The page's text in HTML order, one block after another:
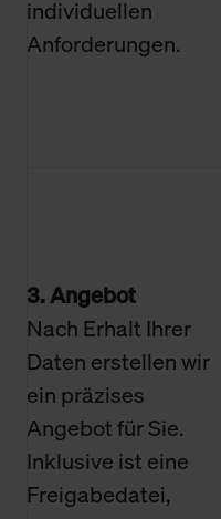
individuellen
Anforderungen.
3. Angebot
Nach Erhalt Ihrer
Daten erstellen wir
ein präzises
Angebot für Sie.
Inklusive ist eine
Freigabedatei,